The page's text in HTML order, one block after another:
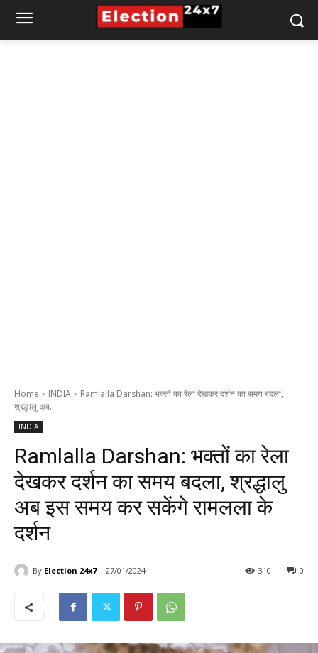
Home INDIA
Ramlalla Darshan: भक्तों का रेला देखकर दर्शन का समय बदला,
श्रद्धालु अब...
INDIA
Ramlalla Darshan: भक्तों का रेला
देखकर दर्शन का समय बदला, श्रद्धालु
अब इस समय कर सकेंगे रामलला के
दर्शन
By Election 24x7 27/01/2024 0
310